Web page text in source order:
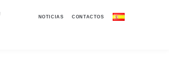
NOTICIAS CONTACTOS